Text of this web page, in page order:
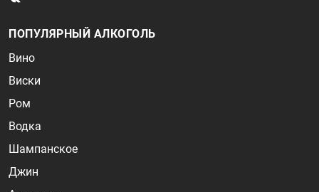
ПОПУЛЯРНЫЙ АЛКОГОЛЬ
Вино
Виски
Ром
Водка
Шампанское
Джин